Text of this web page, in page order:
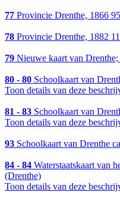
77 Provincie Drenthe, 1866
78 Provincie Drenthe, 1882
79 Nieuwe kaart van
80 - 80 Schoolkaart van
Toon details van deze
81 - 83 Schoolkaart van
Toon details van deze
93 Schoolkaart van Drenthe
84 - 84 Waterstaatskaart van
(Drenthe)
Toon details van deze